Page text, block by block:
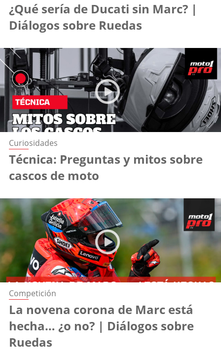
¿Qué sería de Ducati sin Marc? |
Diálogos sobre Ruedas
Curiosidades
Técnica: Preguntas y mitos sobre
cascos de moto
Competición
La novena corona de Marc está
hecha… ¿o no? | Diálogos sobre
Ruedas